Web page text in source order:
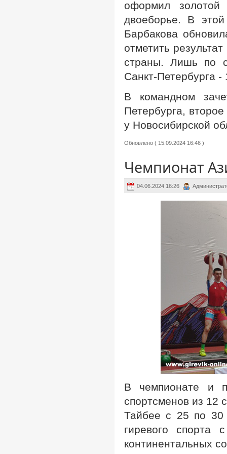
оформил
двоеборье. В
Барбакова
отметить
страны. Лишь по
Санкт-Петербурга
В командном
Петербурга,
у Новосибирской
Обновлено ( 15.09.2024 16:46 )
Чемпионат
04.06.2024 16:26
В чемпионате и
спортсменов из 12
Тайбее с 25 по 30
гиревого спорта
континентальных